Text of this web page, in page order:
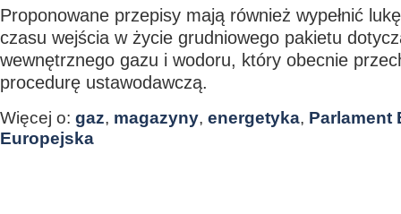
Proponowane przepisy mają również wypełnić
czasu wejścia w życie grudniowego pakietu
wewnętrznego gazu i wodoru, który obecnie
procedurę ustawodawczą.
Więcej o: gaz, magazyny, energetyka, Parlament
Europejska